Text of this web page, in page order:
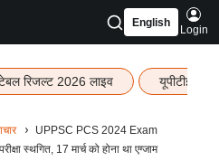
English
Login
रिजल्ट 2026 लाइव यूपीटीईटी
UPPSC PCS 2024 Exam
स्थगित, 17 मार्च को होना था एग्जाम